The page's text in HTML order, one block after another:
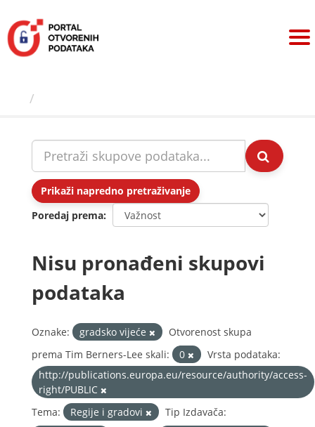
sadržaj
Prikaži napredno pretraživanje
Poredaj prema
Nisu pronađeni skupovi
podataka
Oznake: gradsko vijeće
Otvorenost skupa
prema Tim Berners-Lee skali:
0
Vrsta podataka:
http://publications.europa.eu/resource/authority/access-
right/PUBLIC
Tema:
Regije i gradovi
Tip Izdavača: